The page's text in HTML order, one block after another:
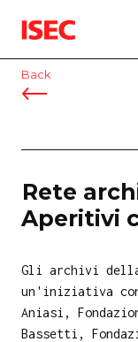
ISEC
Back
Rete
Aperitivi
Gli archivi
un'iniziativa
Aniasi,
Bassetti,